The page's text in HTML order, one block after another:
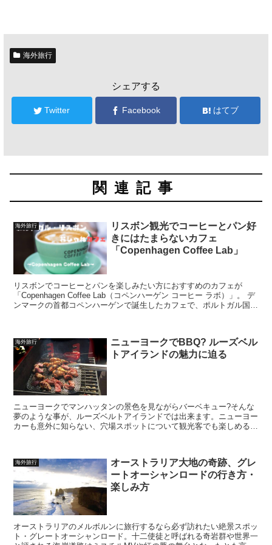
海外旅行
シェアする
Twitter Facebook はてブ
関連記事
海外旅行
リスボン観光でコーヒーとパン好
きにはたまらないカフェ
「Copenhagen Coffee Lab」
リスボンでコーヒーとパンを楽しみたい方におすすめのカフェが
「Copenhagen Coffee Lab（コペンハーゲン コーヒー ラボ）」。 デ
ンマークの首都コペンハーゲンで誕生したカフェで、ポルトガル国内
海外旅行
ニューヨークでBBQ? ルーズベル
トアイランドの魅力に迫る
ニューヨークでマンハッタンの景色を見ながらバーベキュー?そんな
夢のような事が、ルーズベルトアイランドでは出来ます。ニューヨー
カーも意外に知らない、穴場スポットについて観光客でも楽しめるポ
海外旅行
オーストラリア大地の奇跡、グレ
ートオーシャンロードの行き方・
楽しみ方
オーストラリアのメルボルンに旅行するなら必ず訪れたい絶景スポッ
ト・グレートオーシャンロード。十二使徒と呼ばれる奇岩群や世界一